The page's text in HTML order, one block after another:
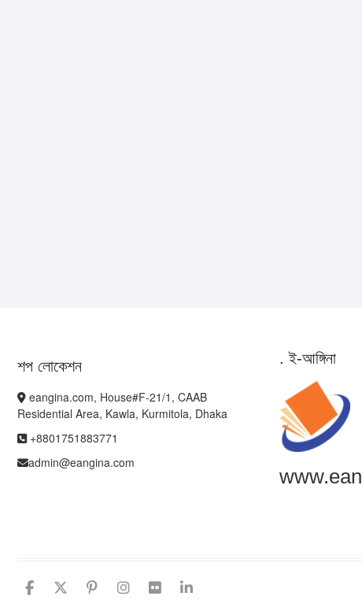
শপ লোকেশন
eangina.com, House#F-21/1, CAAB
Residential Area, Kawla, Kurmitola, Dhaka
+8801751883771
admin@eangina.com
. ই-আঙ্গিনা
facebook
twitter
pinterest
instagram
flickrlinkedin